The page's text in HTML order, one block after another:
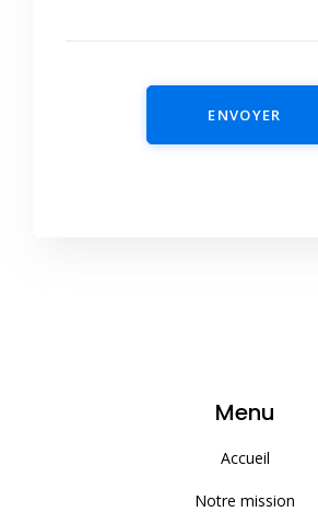
ENVOYER
Menu
Accueil
Notre mission